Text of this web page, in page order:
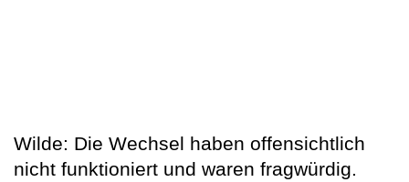
Wilde: Die Wechsel haben offensichtlich
nicht funktioniert und waren fragwürdig.